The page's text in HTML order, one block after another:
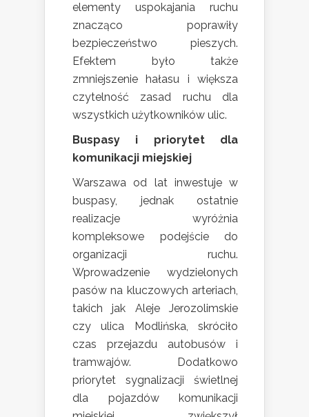
elementy uspokajania ruchu
znacząco poprawiły
bezpieczeństwo pieszych.
Efektem było także
zmniejszenie hałasu i większa
czytelność zasad ruchu dla
wszystkich użytkowników ulic.
Buspasy i priorytet dla
komunikacji miejskiej
Warszawa od lat inwestuje w
buspasy, jednak ostatnie
realizacje wyróżnia
kompleksowe podejście do
organizacji ruchu.
Wprowadzenie wydzielonych
pasów na kluczowych arteriach,
takich jak Aleje Jerozolimskie
czy ulica Modlińska, skróciło
czas przejazdu autobusów i
tramwajów. Dodatkowo
priorytet sygnalizacji świetlnej
dla pojazdów komunikacji